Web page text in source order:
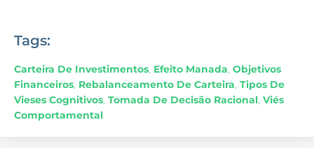
Tags:
Carteira De Investimentos, Efeito Manada, Objetivos
Financeiros, Rebalanceamento De Carteira, Tipos De
Vieses Cognitivos, Tomada De Decisão Racional, Viés
Comportamental